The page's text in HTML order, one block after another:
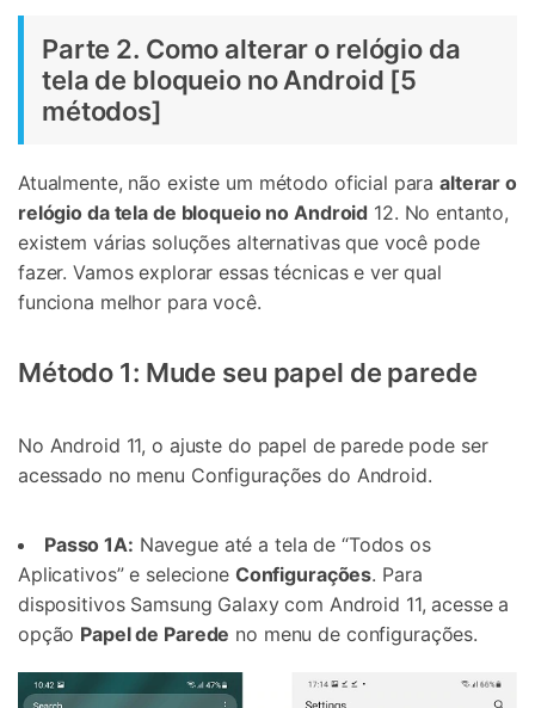
Parte 2. Como alterar o relógio da
tela de bloqueio no Android [5
métodos]
Atualmente, não existe um método oficial paraalterar o
relógio da tela de bloqueio no Android 12. No entanto,
existem várias soluções alternativas que você pode
fazer. Vamos explorar essas técnicas e ver qual
funciona melhor para você.
Método 1: Mude seu papel de parede
No Android 11, o ajuste do papel de parede pode ser
acessado no menu Configurações do Android.
Passo 1A: Navegue até a tela de “Todos os
Aplicativos” e selecione Configurações. Para
dispositivos Samsung Galaxy com Android 11, acesse a
opção Papel de Parede no menu de configurações.